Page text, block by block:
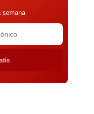
semana